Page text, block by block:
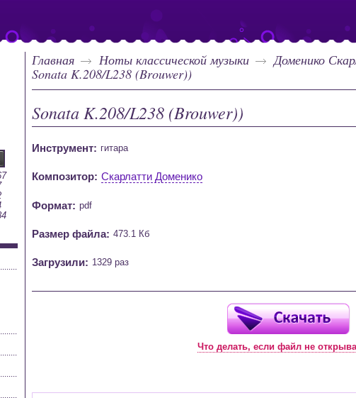
Главная Ноты классической музыки
Доменико
Sonata K.208/L238 (Brouwer))
Sonata K.208/L238 (Brouwer))
Инструмент: гитара
Композитор: Скарлатти Доменико
Формат: pdf
Размер файла: 473.1 Кб
Загрузили: 1329 раз
Что делать, если файл не